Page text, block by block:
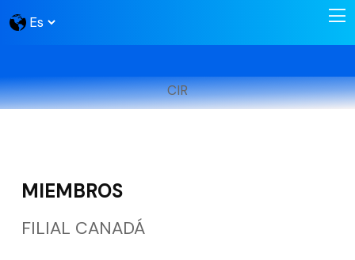
CIR
MIEMBROS
FILIAL CANADÁ